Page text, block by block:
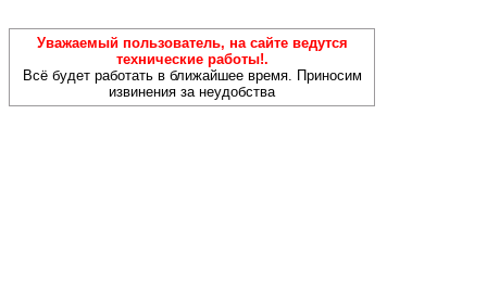
Уважаемый пользователь, на сайте ведутся
технические работы!.
Всё будет работать в ближайшее время. Приносим
извинения за неудобства